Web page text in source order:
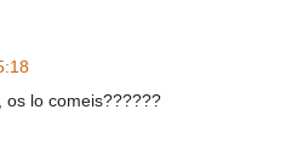
os lo comeis??????